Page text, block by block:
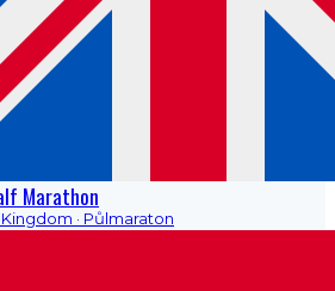
Marathon
· Půlmaraton